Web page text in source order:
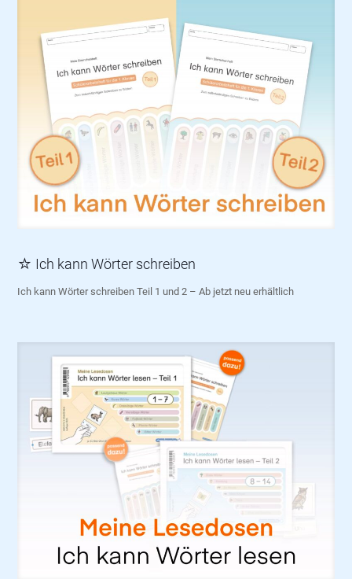
☆ Ich kann Wörter schreiben
Ich kann Wörter schreiben Teil 1 und 2 – Ab jetzt neu erhältlich